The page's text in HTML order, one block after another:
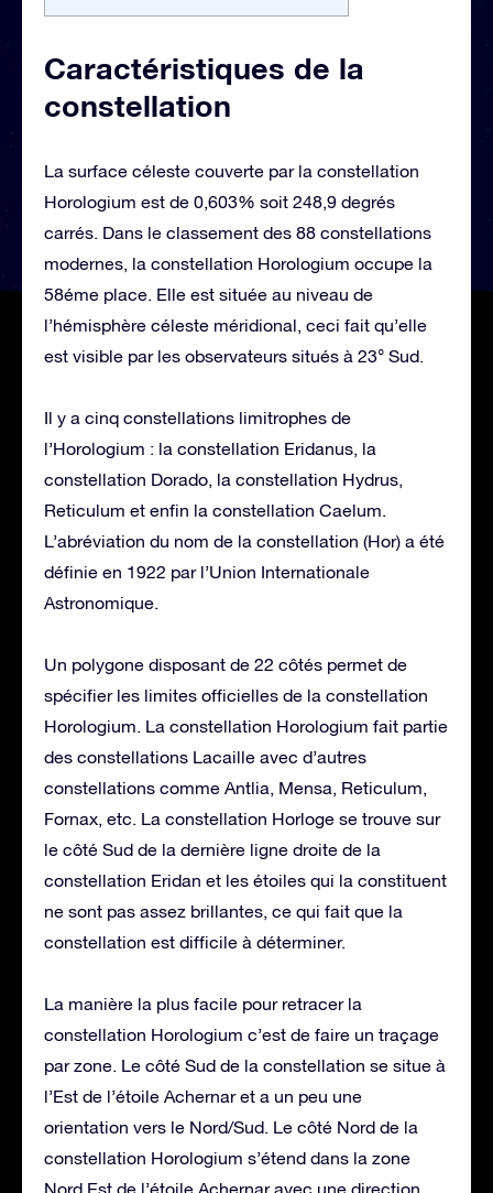
Caractéristiques de la
constellation
La surface céleste couverte par la constellation
Horologium est de 0,603% soit 248,9 degrés
carrés. Dans le classement des 88 constellations
modernes, la constellation Horologium occupe la
58éme place. Elle est située au niveau de
l’hémisphère céleste méridional, ceci fait qu’elle
est visible par les observateurs situés à 23° Sud.
Il y a cinq constellations limitrophes de
l’Horologium : la constellation Eridanus, la
constellation Dorado, la constellation Hydrus,
Reticulum et enfin la constellation Caelum.
L’abréviation du nom de la constellation (Hor) a été
définie en 1922 par l’Union Internationale
Astronomique.
Un polygone disposant de 22 côtés permet de
spécifier les limites officielles de la constellation
Horologium. La constellation Horologium fait partie
des constellations Lacaille avec d’autres
constellations comme Antlia, Mensa, Reticulum,
Fornax, etc. La constellation Horloge se trouve sur
le côté Sud de la dernière ligne droite de la
constellation Eridan et les étoiles qui la constituent
ne sont pas assez brillantes, ce qui fait que la
constellation est difficile à déterminer.
La manière la plus facile pour retracer la
constellation Horologium c’est de faire un traçage
par zone. Le côté Sud de la constellation se situe à
l’Est de l’étoile Achernar et a un peu une
orientation vers le Nord/Sud. Le côté Nord de la
constellation Horologium s’étend dans la zone
Nord Est de l’étoile Achernar avec une direction